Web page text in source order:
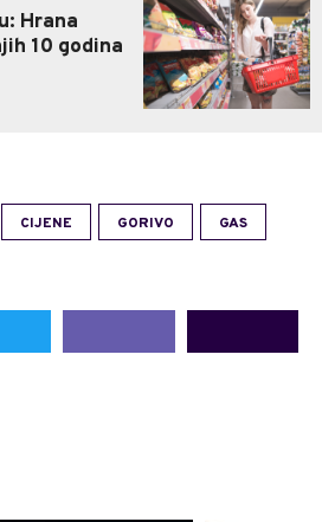
Hrana
10 godina
CIJENE GORIVO GAS